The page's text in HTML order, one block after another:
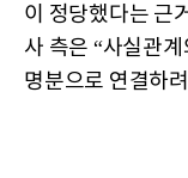
이 정당했다는 근
사 측은 “사실관
명분으로 연결하